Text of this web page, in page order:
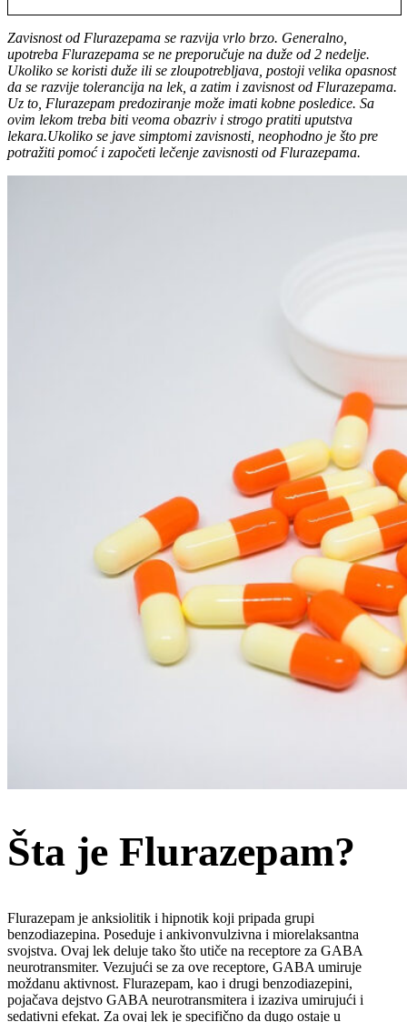
Zavisnost od Flurazepama se razvija vrlo brzo. Generalno,
upotreba Flurazepama se ne preporučuje na duže od 2 nedelje.
Ukoliko se koristi duže ili se zloupotrebljava, postoji velika opasnost
da se razvije tolerancija na lek, a zatim i zavisnost od Flurazepama.
Uz to, Flurazepam predoziranje može imati kobne posledice. Sa
ovim lekom treba biti veoma obazriv i strogo pratiti uputstva
lekara.Ukoliko se jave simptomi zavisnosti, neophodno je što pre
potražiti pomoć i započeti lečenje zavisnosti od Flurazepama.
Šta je Flurazepam?
Flurazepam je anksiolitik i hipnotik koji pripada grupi
benzodiazepina. Poseduje i ankivonvulzivna i miorelaksantna
svojstva. Ovaj lek deluje tako što utiče na receptore za GABA
neurotransmiter. Vezujući se za ove receptore, GABA umiruje
moždanu aktivnost. Flurazepam, kao i drugi benzodiazepini,
pojačava dejstvo GABA neurotransmitera i izaziva umirujući i
sedativni efekat. Za ovaj lek je specifično da dugo ostaje u